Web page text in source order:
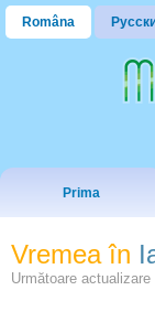
Româna
Prima
Vremea în
Următoare actualizare